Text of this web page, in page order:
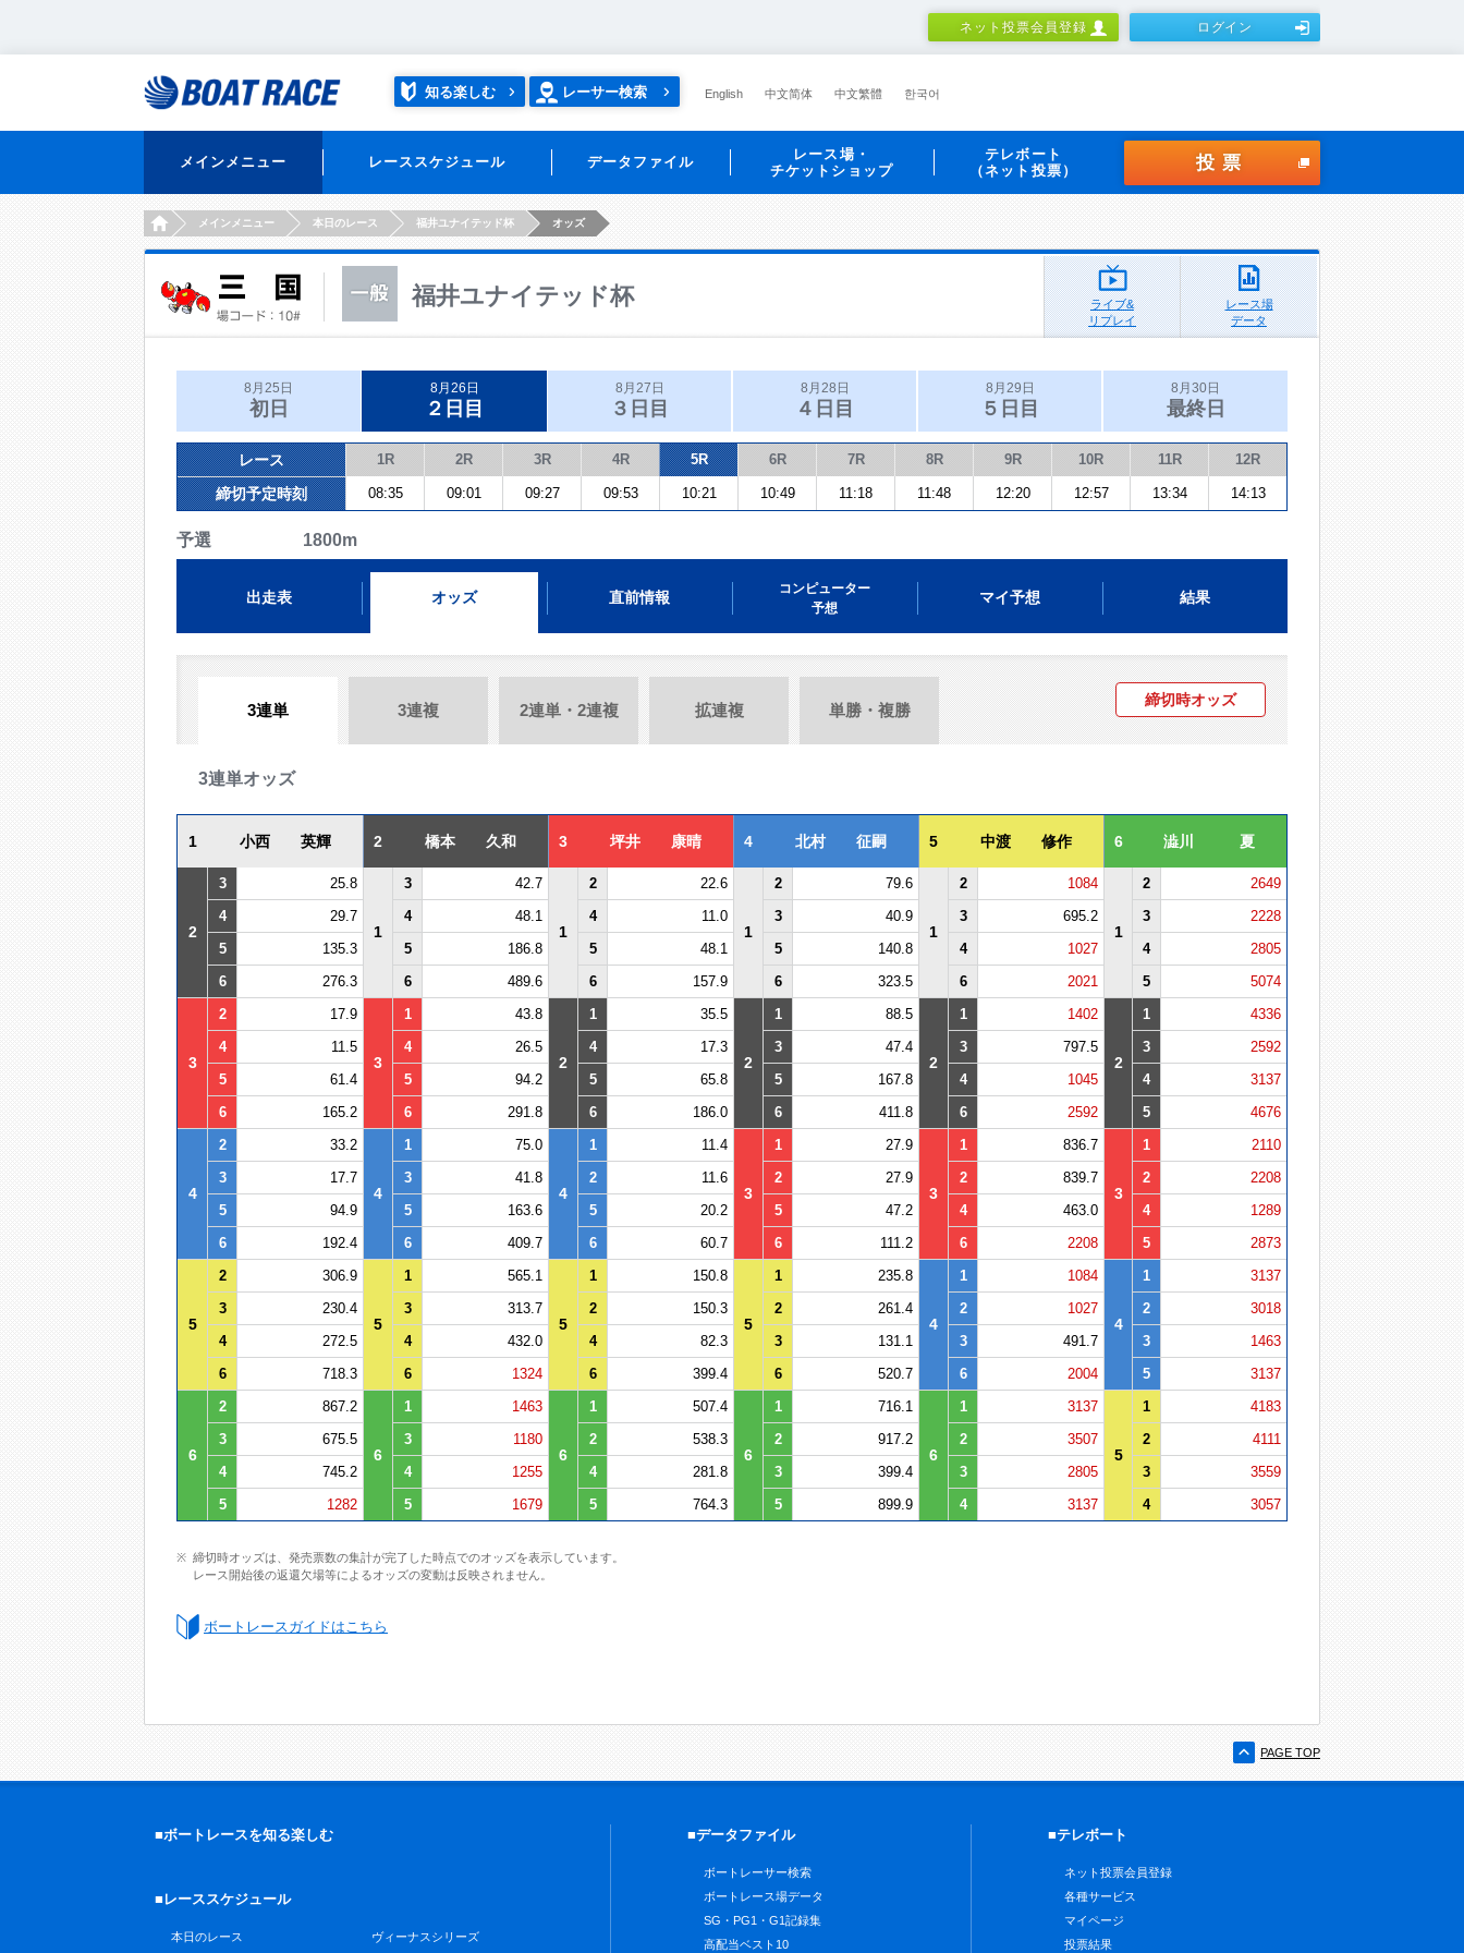
ネット投票会員登録 ログイン
知る楽しむ レーサー検索 English 中文简体 中文繁體 한국어
メインメニュー レーススケジュール データファイル
レース場・
チケットショップ
テレボート
（ネット投票）
投票
HOMEメインメニュー 本日のレース 福井ユナイテッド杯 オッズ
福井ユナイテッド杯
ライブ&
リプレイ
レース場
データ
8月25日
初日
8月26日
２日目
8月27日
３日目
8月28日
４日目
8月29日
５日目
8月30日
最終日
レース 1R 2R 3R 4R 5R 6R 7R 8R 9R 10R 11R 12R
締切予定時刻 08:35 09:01 09:27 09:53 10:21 10:49 11:18 11:48 12:20 12:57 13:34 14:13
予選 1800m
出走表 オッズ 直前情報
コンピューター
予想
マイ予想 結果
3連単 3連複 2連単・2連複 拡連複 単勝・複勝
締切時オッズ
3連単オッズ
1 小西 英輝 2 橋本 久和 3 坪井 康晴 4 北村 征嗣 5 中渡 修作 6 澁川 夏
2
3 25.8
1
3 42.7
1
2 22.6
1
2 79.6
1
2 1084
1
2
2649
4
29.7 4 48.1 4 11.0 3 40.9 3 695.2 3
2228
5
135.3 5 186.8 5 48.1 5 140.8 4 1027 4
2805
6
276.3 6 489.6 6 157.9 6 323.5 6 2021 5 5074
3
2 17.9
3
1 43.8
2
1 35.5
2
1 88.5
2
1 1402
2
1
4336
4
11.5 4 26.5 4 17.3 3 47.4 3 797.5 3
2592
5
61.4 5 94.2 5 65.8 5 167.8 4 1045 4
3137
6
165.2 6 291.8 6 186.0 6 411.8 6 2592 5 4676
4
2 33.2
4
1 75.0
4
1 11.4
3
1 27.9
3
1 836.7
3
1
2110
3
17.7 3 41.8 2 11.6 2 27.9 2 839.7 2
2208
5
94.9 5 163.6 5 20.2 5 47.2 4 463.0 4
1289
6
192.4 6 409.7 6 60.7 6 111.2 6 2208 5 2873
5
2 306.9
5
1 565.1
5
1 150.8
5
1 235.8
4
1 1084
4
1
3137
3
230.4 3 313.7 2 150.3 2 261.4 2 1027 2
3018
4
272.5 4 432.0 4 82.3 3 131.1 3 491.7 3
1463
6
718.3 6 1324 6 399.4 6 520.7 6 2004 5 3137
6
2 867.2
6
1 1463
6
1 507.4
6
1 716.1
6
1 3137
5
1
4183
3
675.5 3 1180 2 538.3 2 917.2 2 3507 2
4111
4
745.2 4 1255 4 281.8 3 399.4 3 2805 3
3559
5
1282 5 1679 5 764.3 5 899.9 4 3137 4 3057
締切時オッズは、発売票数の集計が完了した時点でのオッズを表示しています。
レース開始後の返還欠場等によるオッズの変動は反映されません。
ボートレースガイドはこちら
PAGE TOP
■ボートレースを知る楽しむ
■レーススケジュール
本日のレース ヴィーナスシリーズ
■データファイル
ボートレーサー検索
ボートレース場データ
SG・PG1・G1記録集
高配当ベスト10
■テレボート
ネット投票会員登録
各種サービス
マイページ
投票結果